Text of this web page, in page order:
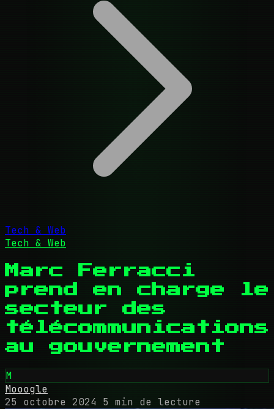
Tech & Web
Tech & Web
Marc Ferracci
prend en charge le
secteur des
télécommunications
au gouvernement
M
Mooogle
25 octobre 2024
5 min de lecture